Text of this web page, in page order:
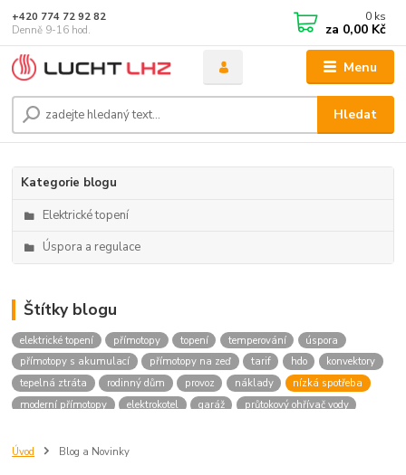
Menu
Hledat
+420 774 72 92 82
Denně 9-16 hod.
0 ks
za 0,00 Kč
Kategorie blogu
Elektrické topení
Úspora a regulace
Štítky blogu
elektrické topení přímotopy topení temperování
úspora
přímotopy s akumulací
přímotopy na zeď tarif hdo
konvektory
tepelná ztráta
rodinný dům provoz náklady
nízká spotřeba
moderní přímotopy
elektrokotel garáž
průtokový ohřívač vody
infrapanely
ceny energie
Úvod Blog a Novinky